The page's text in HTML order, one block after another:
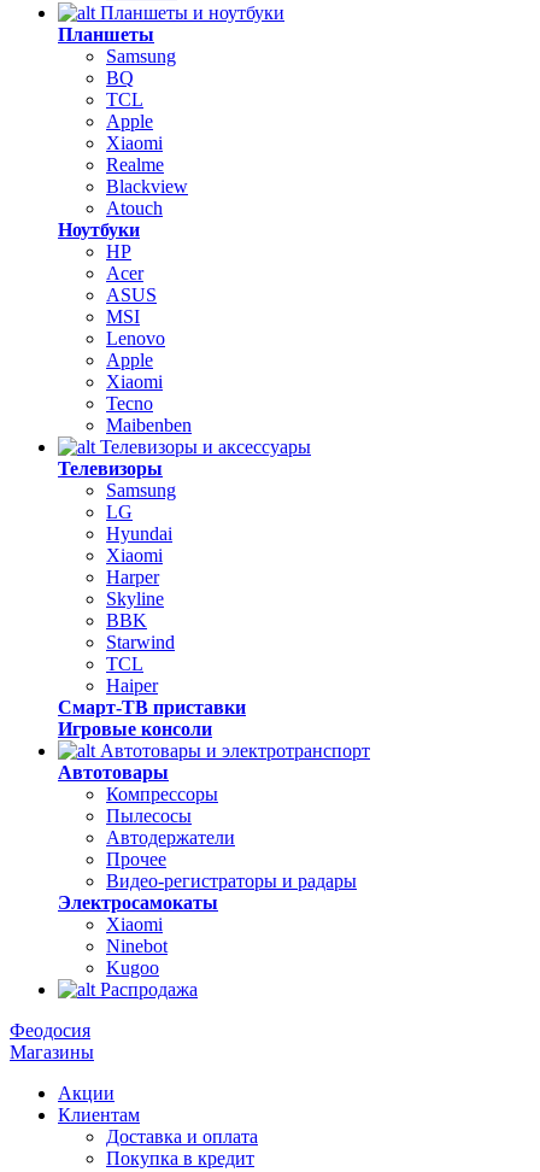
Планшеты и ноутбуки
Планшеты
Samsung
BQ
TCL
Apple
Xiaomi
Realme
Blackview
Atouch
Ноутбуки
HP
Acer
ASUS
MSI
Lenovo
Apple
Xiaomi
Tecno
Maibenben
Телевизоры и аксессуары
Телевизоры
Samsung
LG
Hyundai
Xiaomi
Harper
Skyline
BBK
Starwind
TCL
Haiper
Смарт-ТВ приставки
Игровые консоли
Автотовары и электротранспорт
Автотовары
Компрессоры
Пылесосы
Автодержатели
Прочее
Видео-регистраторы и радары
Электросамокаты
Xiaomi
Ninebot
Kugoo
Распродажа
Феодосия
Магазины
Акции
Клиентам
Доставка и оплата
Покупка в кредит